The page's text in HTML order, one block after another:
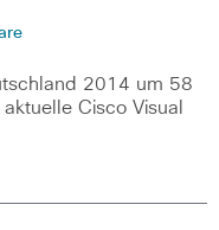
2014 um 58
Cisco Visual